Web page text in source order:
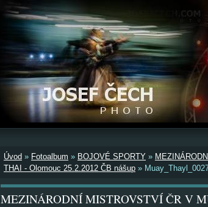
Úvod » Fotoalbum » BOJOVÉ SPORTY »
THAI - Olomouc 25.2.2012 ČB nášup »
MEZINÁRODNÍ MISTROVSTVÍ ČR V